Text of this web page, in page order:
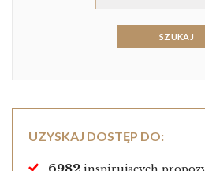
UZYSKAJ DOSTĘP DO: